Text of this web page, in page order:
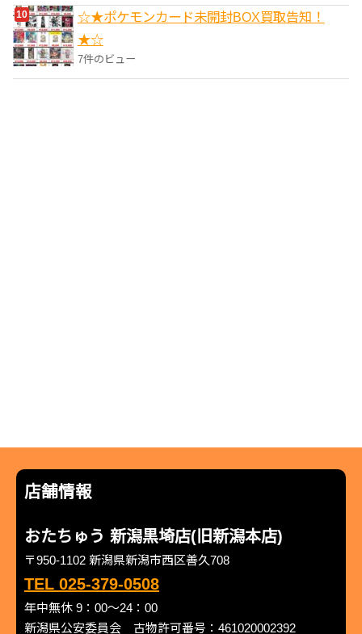
☆★ポケモンカード未開封BOX買取告知！
★☆
7件のビュー
店舗情報
おたちゅう 新潟黒埼店(旧新潟本店)
〒950-1102 新潟県新潟市西区善久708
TEL 025-379-0508
年中無休 9：00～24：00
新潟県公安委員会 古物許可番号：461020002392